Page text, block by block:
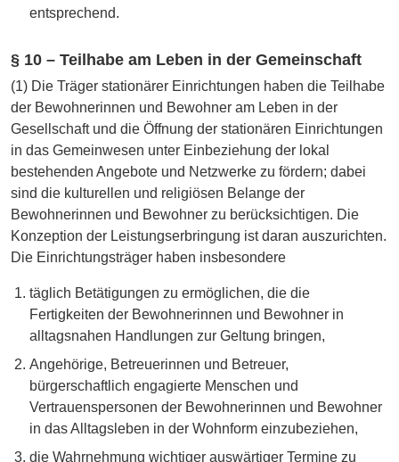
entsprechend.
§ 10 – Teilhabe am Leben in der Gemeinschaft
(1) Die Träger stationärer Einrichtungen haben die Teilhabe
der Bewohnerinnen und Bewohner am Leben in der
Gesellschaft und die Öffnung der stationären Einrichtungen
in das Gemeinwesen unter Einbeziehung der lokal
bestehenden Angebote und Netzwerke zu fördern; dabei
sind die kulturellen und religiösen Belange der
Bewohnerinnen und Bewohner zu berücksichtigen. Die
Konzeption der Leistungserbringung ist daran auszurichten.
Die Einrichtungsträger haben insbesondere
täglich Betätigungen zu ermöglichen, die die
Fertigkeiten der Bewohnerinnen und Bewohner in
alltagsnahen Handlungen zur Geltung bringen,
Angehörige, Betreuerinnen und Betreuer,
bürgerschaftlich engagierte Menschen und
Vertrauenspersonen der Bewohnerinnen und Bewohner
in das Alltagsleben in der Wohnform einzubeziehen,
die Wahrnehmung wichtiger auswärtiger Termine zu